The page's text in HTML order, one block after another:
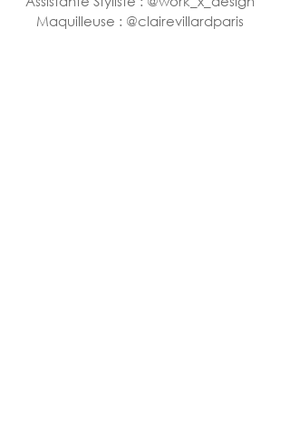
Maquilleuse : @clairevillardparis